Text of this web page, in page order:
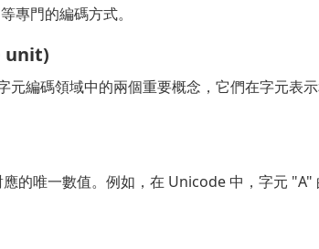
等專門的編碼方式。
unit)
元編碼領域中的兩個重要概念，它們在字元表
的唯一數值。例如，在 Unicode 中，字元 "A"